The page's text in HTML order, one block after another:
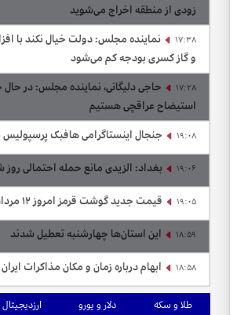
زودی از منطقه اخراج می‌شوید
17:38
نماینده مجلس: دولت خیال نکند با
و گاز کسری بودجه کم می‌شود
17:28
حاجی دلیگانی، نماینده مجلس: در
استیضاح عراقچی هستیم
19:08 جنجال اینستاگرامی هافبک پرسپولیس
19:06 بغداد: الزیدی مانع حمله احتمالی
19:05 قیمت جدید گوشت قرمز امروز ۱۲ مرداد ۱۴۰۵
18:59 این استان‌ها چهارشنبه تعطیل شدند
18:58 ابهام درباره زمان و مکان مذاکرات
طلا و سکه دلار و یورو ارزدیجیتال